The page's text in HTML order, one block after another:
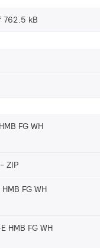
762.5 kB
FG WH
ZIP
FG WH
HMB FG WH